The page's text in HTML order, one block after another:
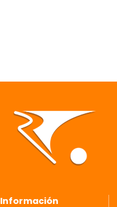
Información